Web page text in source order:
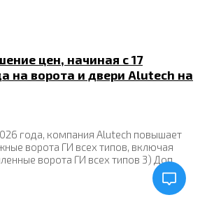
цен, начиная с 17
на ворота и двери Alutech на
года, компания Alutech повышает
ворота ГИ всех типов, включая
ворота ГИ всех типов 3) Доп.